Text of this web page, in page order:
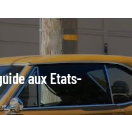
aux Etats-